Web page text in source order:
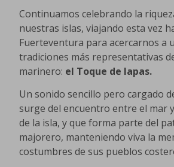
Continuamos celebrando la
nuestras islas, viajando esta vez
Fuerteventura para acercarnos a
tradiciones más representativas
marinero: el Toque de lapas.
Un sonido sencillo pero cargado
surge del encuentro entre el mar
de la isla, y que forma parte del
majorero, manteniendo viva la
costumbres de sus pueblos